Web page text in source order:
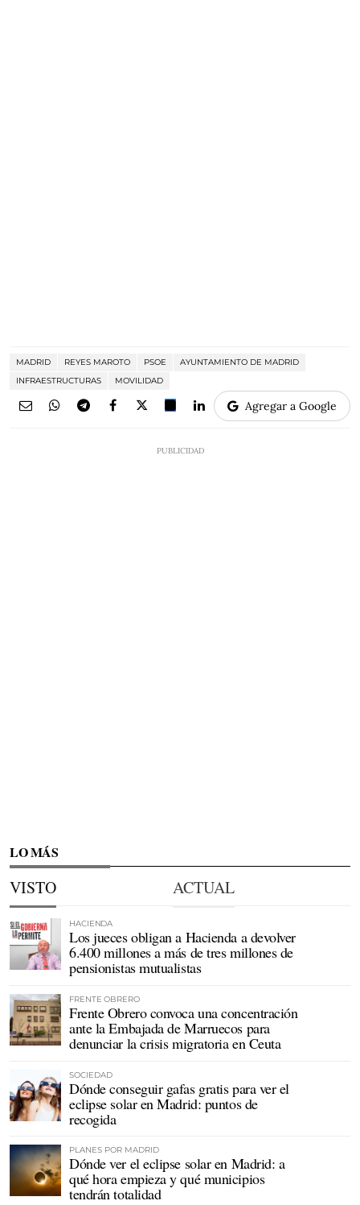
MADRID REYES MAROTO PSOE
AYUNTAMIENTO DE MADRID
INFRAESTRUCTURAS
MOVILIDAD
Agregar a Google
LO MÁS
VISTO ACTUAL
HACIENDA
Los jueces obligan a Hacienda a devolver
6.400 millones a más de tres millones de
pensionistas mutualistas
FRENTE OBRERO
Frente Obrero convoca una concentración
ante la Embajada de Marruecos para
denunciar la crisis migratoria en Ceuta
SOCIEDAD
Dónde conseguir gafas gratis para ver el
eclipse solar en Madrid: puntos de
recogida
PLANES POR MADRID
Dónde ver el eclipse solar en Madrid: a
qué hora empieza y qué municipios
tendrán totalidad